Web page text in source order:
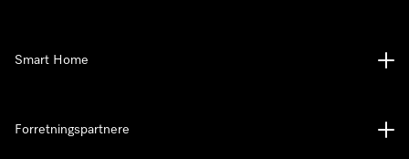
Smart Home
Forretningspartnere